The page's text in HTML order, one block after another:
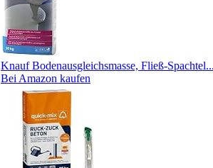
Knauf Bodenausgleichsmasse, Fließ-Spachtel...
Bei Amazon kaufen